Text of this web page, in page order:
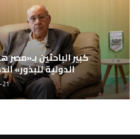
المهندس محمد سراج، مدير إدارة
المصانع بشركة مصر...
2026-06-21